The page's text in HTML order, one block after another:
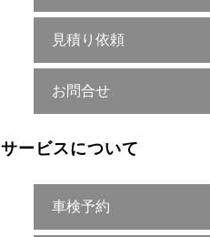
見積り依頼
お問合せ
サービスについて
車検予約